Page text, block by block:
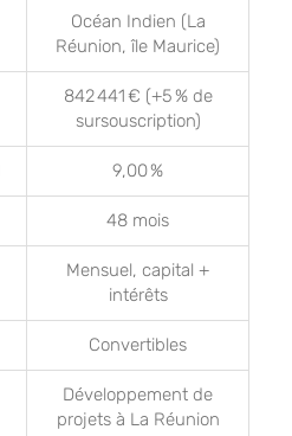
Océan Indien (La
Réunion, île Maurice)
842 441 € (+5 % de
sursouscription)
9,00 %
48 mois
Mensuel, capital +
intérêts
Convertibles
Développement de
projets à La Réunion